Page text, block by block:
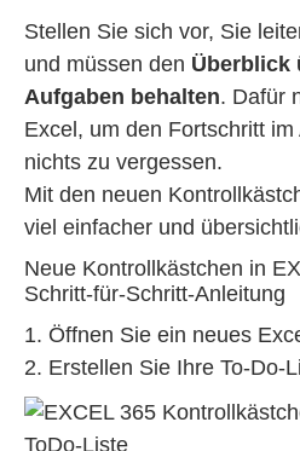
Stellen Sie sich vor, Sie
und müssen den Überblick
Aufgaben behalten. Dafür
Excel, um den Fortschritt
nichts zu vergessen.
Mit den neuen
viel einfacher und
Neue Kontrollkästchen in
Schritt-für-Schritt-Anleitung
Öffnen Sie ein neues
Erstellen Sie Ihre To-Do-